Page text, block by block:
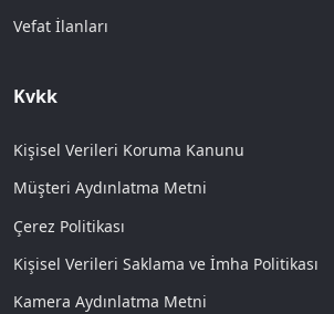
Vefat İlanları
Kvkk
Kişisel Verileri Koruma Kanunu
Müşteri Aydınlatma Metni
Çerez Politikası
Kişisel Verileri Saklama ve İmha Politikası
Kamera Aydınlatma Metni